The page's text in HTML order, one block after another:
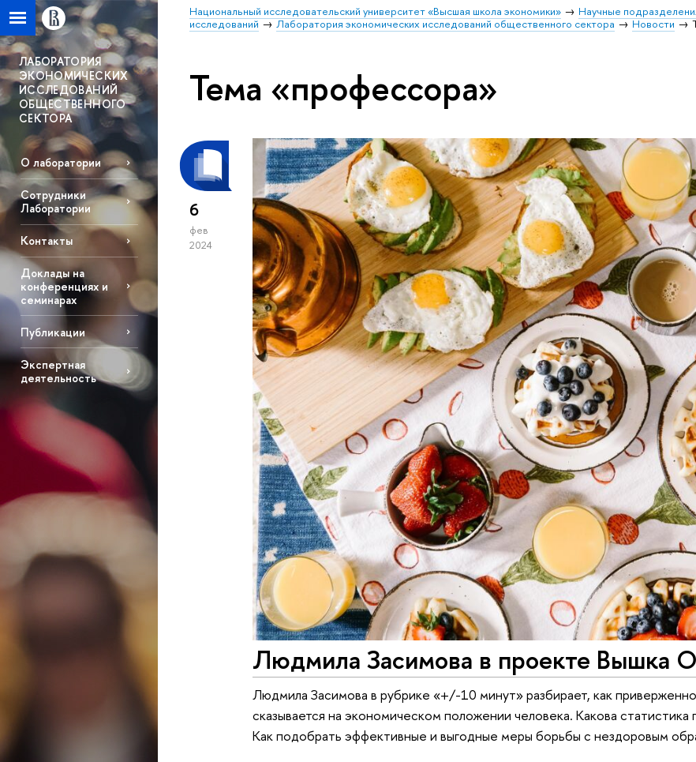
Национальный исследовательский университет «Высшая школа экономики» Научные
исследований
Лаборатория экономических исследований общественного сектора Новости
ЛАБОРАТОРИЯ
ЭКОНОМИЧЕСКИХ
ИССЛЕДОВАНИЙ
ОБЩЕСТВЕННОГО
СЕКТОРА
О лаборатории
Сотрудники
Лаборатории
Контакты
Доклады на
конференциях и
семинарах
Публикации
Экспертная
деятельность
Тема «профессора»
6
фев
2024
Людмила Засимова в проекте Вышка
Людмила Засимова в рубрике «+/-10 минут» разбирает, как
сказывается на экономическом положении человека. Какова
Как подобрать эффективные и выгодные меры борьбы с нездоровым